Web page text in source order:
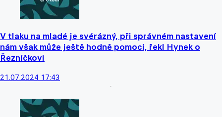
V tlaku na mladé je svérázný, při správném nastavení
nám však může ještě hodně pomoci, řekl Hynek o
Řezníčkovi
21.07.2024 17:43